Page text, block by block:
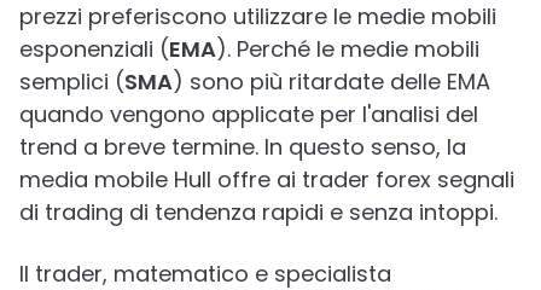
prezzi preferiscono utilizzare le medie mobili
esponenziali (EMA). Perché le medie mobili
semplici (SMA) sono più ritardate delle EMA
quando vengono applicate per l'analisi del
trend a breve termine. In questo senso, la
media mobile Hull offre ai trader forex segnali
di trading di tendenza rapidi e senza intoppi.
Il trader, matematico e specialista